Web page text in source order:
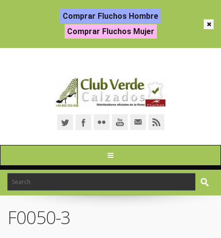
Comprar Fluchos Hombre
Comprar Fluchos Mujer
F0050-3